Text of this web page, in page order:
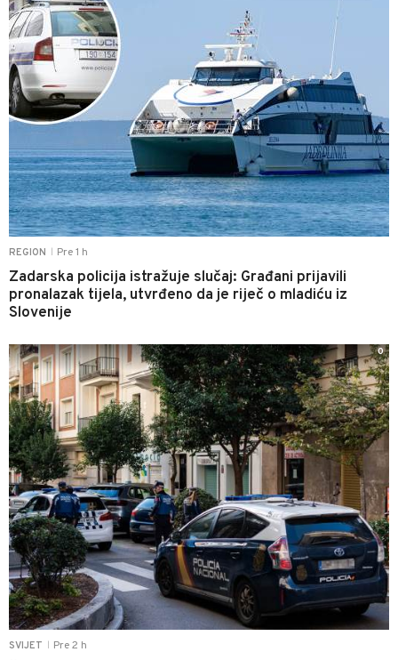
REGION Pre 1 h
Zadarska policija istražuje slučaj: Građani prijavili
pronalazak tijela, utvrđeno da je riječ o mladiću iz
Slovenije
SVIJET Pre 2 h
0